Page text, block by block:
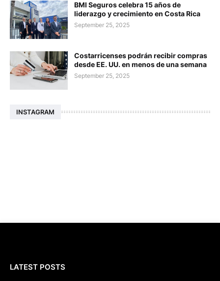
BMI Seguros celebra 15 años de
liderazgo y crecimiento en Costa Rica
September 25, 2025
Costarricenses podrán recibir compras
desde EE. UU. en menos de una semana
September 25, 2025
INSTAGRAM
LATEST POSTS